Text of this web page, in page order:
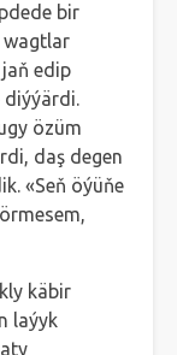
bir
wagtlar
edip
diýýärdi.
özüm
daş degen
«Seň öýüňe
käbir
laýyk